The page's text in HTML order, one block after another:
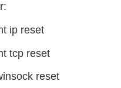
ip reset
tcp reset
reset